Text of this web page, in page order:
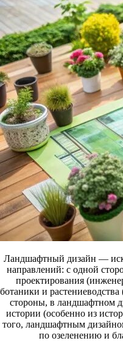
Ландшафтный дизайн —
направлений: с одной
проектирования
ботаники и
стороны, в ландшафтном
истории (особенно из
того, ландшафтным
по озеленению и